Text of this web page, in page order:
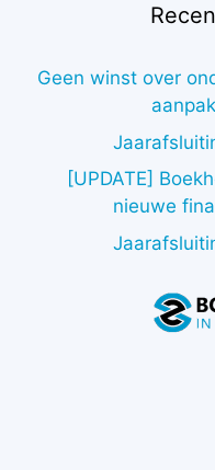
Geen winst over
[UPDATE]
nieuwe